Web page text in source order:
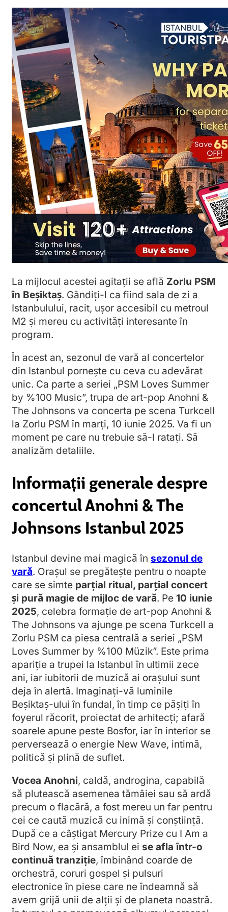
La mijlocul acestei agitații se află Zorlu PSM
în Beşiktaş. Gândiți-l ca fiind sala de zi a
Istanbulului, racit, ușor accesibil cu metroul
M2 și mereu cu activități interesante în
program.
În acest an, sezonul de vară al concertelor
din Istanbul pornește cu ceva cu adevărat
unic. Ca parte a seriei „PSM Loves Summer
by %100 Music”, trupa de art-pop Anohni &
The Johnsons va concerta pe scena Turkcell
la Zorlu PSM în marți, 10 iunie 2025. Va fi un
moment pe care nu trebuie să-l ratați. Să
analizăm detaliile.
Informații generale despre
concertul Anohni & The
Johnsons Istanbul 2025
Istanbul devine mai magică în sezonul de
vară. Orașul se pregătește pentru o noapte
care se simte parțial ritual, parțial concert
și pură magie de mijloc de vară. Pe 10 iunie
2025, celebra formație de art-pop Anohni &
The Johnsons va ajunge pe scena Turkcell a
Zorlu PSM ca piesa centrală a seriei „PSM
Loves Summer by %100 Müzik”. Este prima
apariție a trupei la Istanbul în ultimii zece
ani, iar iubitorii de muzică ai orașului sunt
deja în alertă. Imaginați-vă luminile
Beşiktaș-ului în fundal, în timp ce pășiți în
foyerul răcorit, proiectat de arhitecți; afară
soarele apune peste Bosfor, iar în interior se
perversează o energie New Wave, intimă,
politică și plină de suflet.
Vocea Anohni, caldă, androgina, capabilă
să plutească asemenea tămâiei sau să ardă
precum o flacără, a fost mereu un far pentru
cei ce caută muzică cu inimă și conștiință.
După ce a câștigat Mercury Prize cu I Am a
Bird Now, ea și ansamblul ei se afla într-o
continuă tranziție, îmbinând coarde de
orchestră, coruri gospel și pulsuri
electronice în piese care ne îndeamnă să
avem grijă unii de alții și de planeta noastră.